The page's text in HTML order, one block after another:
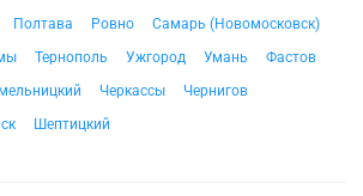
Полтава Ровно
Самарь (Новомосковск)
Тернополь Ужгород Умань
Фастов
Черкассы
Чернигов
Шептицкий